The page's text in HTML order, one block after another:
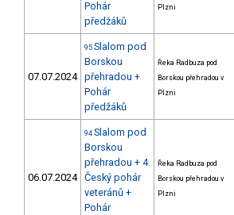
Pohár
předžáků
Plzni
07.07.2024
95 Slalom pod
Borskou
přehradou +
Pohár
předžáků
Řeka Radbuza pod
Borskou přehradou v
Plzni
06.07.2024
94 Slalom pod
Borskou
přehradou + 4.
Český pohár
veteránů +
Pohár
Řeka Radbuza pod
Borskou přehradou v
Plzni